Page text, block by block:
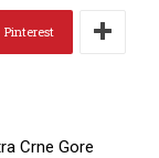
Pinterest
Crne Gore